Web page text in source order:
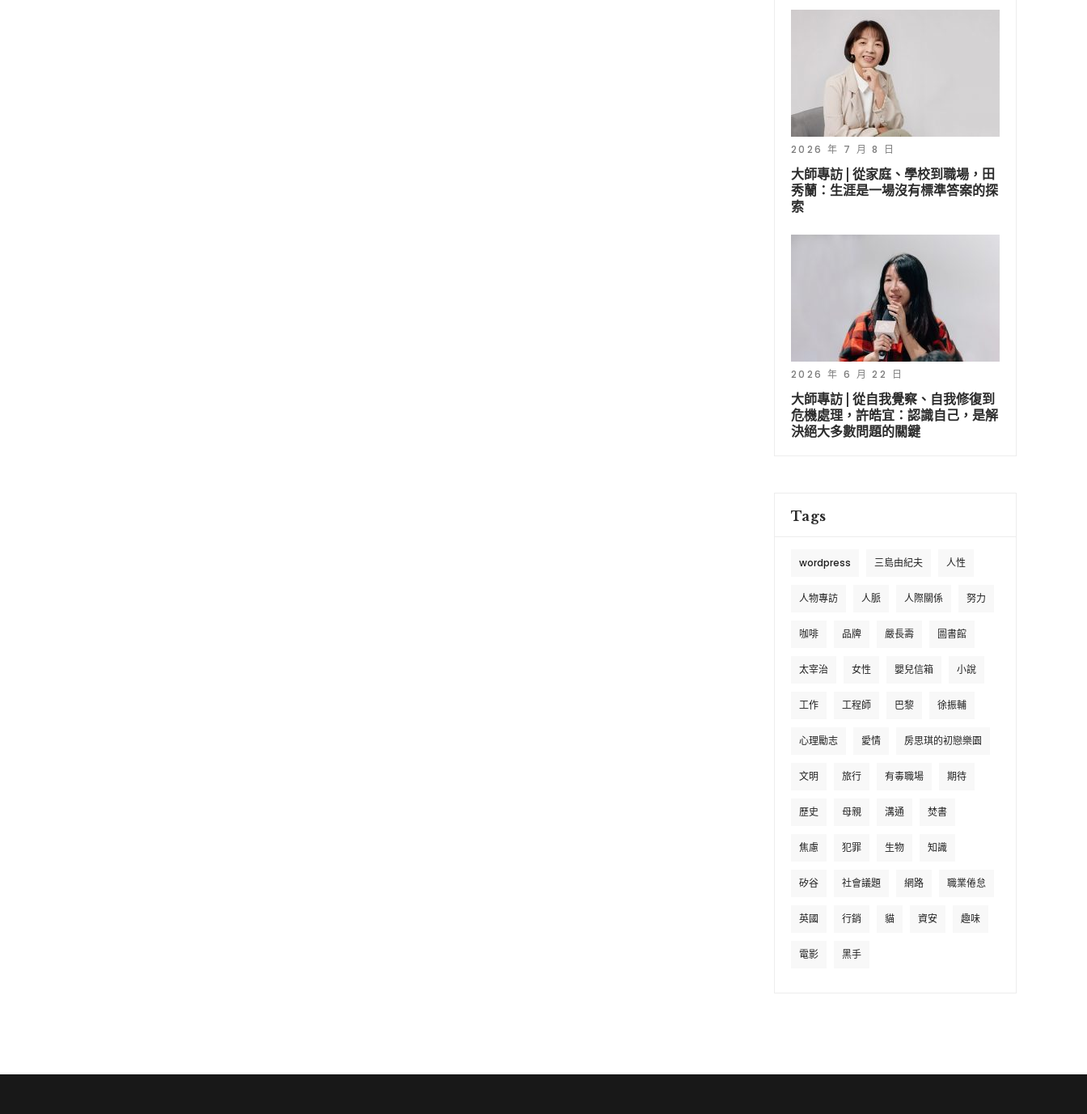
2026 年 7 月 8 日
大師專訪 | 從家庭、學校到職場，田
秀蘭：生涯是一場沒有標準答案的探
索
2026 年 6 月 22 日
大師專訪 | 從自我覺察、自我修復到
危機處理，許皓宜：認識自己，是解
決絕大多數問題的關鍵
Tags
wordpress 三島由紀夫 人性
人物專訪 人脈 人際關係 努力
咖啡 品牌 嚴長壽 圖書館
太宰治 女性 嬰兒信箱 小說
工作 工程師 巴黎 徐振輔
心理勵志 愛情 房思琪的初戀樂園
文明 旅行 有毒職場 期待
歷史 母親 溝通 焚書
焦慮 犯罪 生物 知識
矽谷 社會議題 網路 職業倦怠
英國 行銷 貓 資安 趣味
電影 黑手